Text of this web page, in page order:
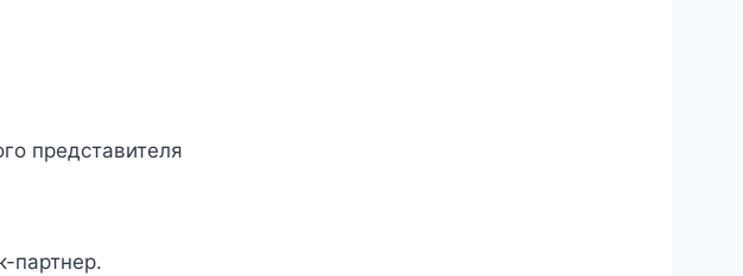
представителя
партнер.